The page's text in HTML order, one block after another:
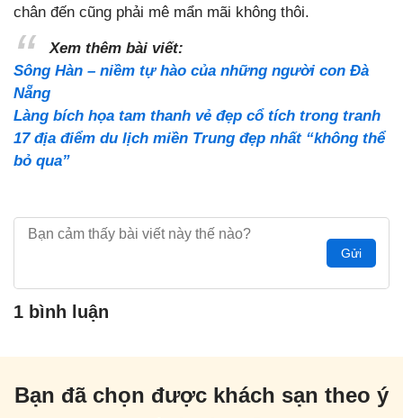
chân đến cũng phải mê mẩn mãi không thôi.
Xem thêm bài viết:
Sông Hàn – niềm tự hào của những người con Đà
Nẵng
Làng bích họa tam thanh vẻ đẹp cổ tích trong tranh
17 địa điểm du lịch miền Trung đẹp nhất “không thể
bỏ qua”
Gửi
1 bình luận
Bạn đã chọn được khách sạn theo ý